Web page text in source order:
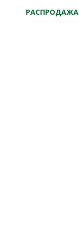
РАСПРОДАЖА